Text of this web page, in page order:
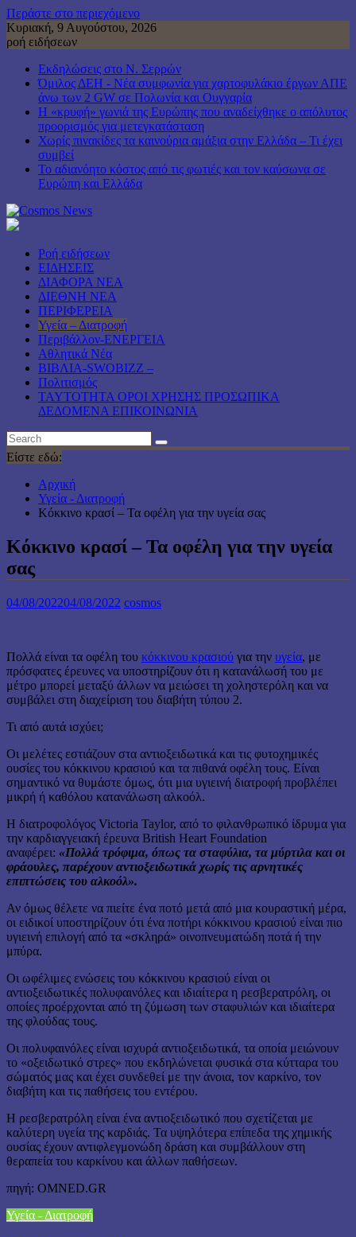
Περάστε στο περιεχόμενο
Κυριακή, 9 Αυγούστου, 2026
ροή ειδήσεων
Εκδηλώσεις στο Ν. Σερρών
Όμιλος ΔΕΗ - Νέα συμφωνία για χαρτοφυλάκιο έργων ΑΠΕ
άνω των 2 GW σε Πολωνία και Ουγγαρία
Η «κρυφή» γωνιά της Ευρώπης που αναδείχθηκε ο απόλυτος
προορισμός για μετεγκατάσταση
Χωρίς πινακίδες τα καινούρια αμάξια στην Ελλάδα – Τι έχει
συμβεί
Το αδιανόητο κόστος από τις φωτιές και τον καύσωνα σε
Ευρώπη και Ελλάδα
Ροή ειδήσεων
ΕΙΔΗΣΕΙΣ
ΔΙΑΦΟΡΑ ΝΕΑ
ΔΙΕΘΝΗ ΝΕΑ
ΠΕΡΙΦΕΡΕΙΑ
Υγεία – Διατροφή
Περιβάλλον-ΕΝΕΡΓΕΙΑ
Αθλητικά Νέα
ΒΙΒΛΙΑ-SWOBIZZ –
Πολιτισμός
TAYTOTHTA ΟΡΟΙ ΧΡΗΣΗΣ ΠΡΟΣΩΠΙΚΑ
ΔΕΔΟΜΕΝΑ ΕΠΙΚΟΙΝΩΝΙΑ
Είστε εδώ:
Αρχική
Υγεία - Διατροφή
Κόκκινο κρασί – Τα οφέλη για την υγεία σας
Κόκκινο κρασί – Τα οφέλη για την υγεία
σας
04/08/202204/08/2022 cosmos
Πολλά είναι τα οφέλη του κόκκινου κρασιού για την υγεία, με
πρόσφατες έρευνες να υποστηρίζουν ότι η κατανάλωσή του με
μέτρο μπορεί μεταξύ άλλων να μειώσει τη χοληστερόλη και να
συμβάλει στη διαχείριση του διαβήτη τύπου 2.
Τι από αυτά ισχύει;
Οι μελέτες εστιάζουν στα αντιοξειδωτικά και τις φυτοχημικές
ουσίες του κόκκινου κρασιού και τα πιθανά οφέλη τους. Είναι
σημαντικό να θυμάστε όμως, ότι μια υγιεινή διατροφή προβλέπει
μικρή ή καθόλου κατανάλωση αλκοόλ.
Η διατροφολόγος Victoria Taylor, από το φιλανθρωπικό ίδρυμα για
την καρδιαγγειακή έρευνα British Heart Foundation
αναφέρει: «Πολλά τρόφιμα, όπως τα σταφύλια, τα μύρτιλα και οι
φράουλες, παρέχουν αντιοξειδωτικά χωρίς τις αρνητικές
επιπτώσεις του αλκοόλ».
Αν όμως θέλετε να πιείτε ένα ποτό μετά από μια κουραστική μέρα,
οι ειδικοί υποστηρίζουν ότι ένα ποτήρι κόκκινου κρασιού είναι πιο
υγιεινή επιλογή από τα «σκληρά» οινοπνευματώδη ποτά ή την
μπύρα.
Οι ωφέλιμες ενώσεις του κόκκινου κρασιού είναι οι
αντιοξειδωτικές πολυφαινόλες και ιδιαίτερα η ρεσβερατρόλη, οι
οποίες προέρχονται από τη ζύμωση των σταφυλιών και ιδιαίτερα
της φλούδας τους.
Οι πολυφαινόλες είναι ισχυρά αντιοξειδωτικά, τα οποία μειώνουν
το «οξειδωτικό στρες» που εκδηλώνεται φυσικά στα κύτταρα του
σώματός μας και έχει συνδεθεί με την άνοια, τον καρκίνο, τον
διαβήτη και τις παθήσεις του εντέρου.
Η ρεσβερατρόλη είναι ένα αντιοξειδωτικό που σχετίζεται με
καλύτερη υγεία της καρδιάς. Τα υψηλότερα επίπεδα της χημικής
ουσίας έχουν αντιφλεγμονώδη δράση και συμβάλλουν στη
θεραπεία του καρκίνου και άλλων παθήσεων.
πηγή: OMNED.GR
Υγεία - Διατροφή